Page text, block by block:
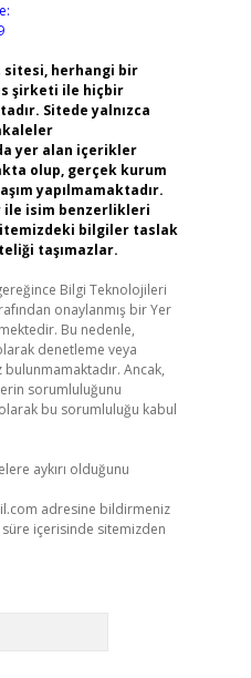
sitesi, herhangi bir
şirketi ile hiçbir
Sitede yalnızca
yer alan içerikler
olup, gerçek kurum
yapılmamaktadır.
ile isim benzerlikleri
bilgiler taslak
taşımazlar.
Bilgi Teknolojileri
onaylanmış bir Yer
Bu nedenle,
denetleme veya
Ancak,
sorumluluğunu
bu sorumluluğu kabul
aykırı olduğunu
adresine bildirmeniz
içerisinde sitemizden